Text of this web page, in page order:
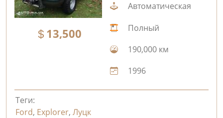
13,500
Автоматическая
Полный
190,000 км
1996
Теги:
Ford, Explorer, Луцк